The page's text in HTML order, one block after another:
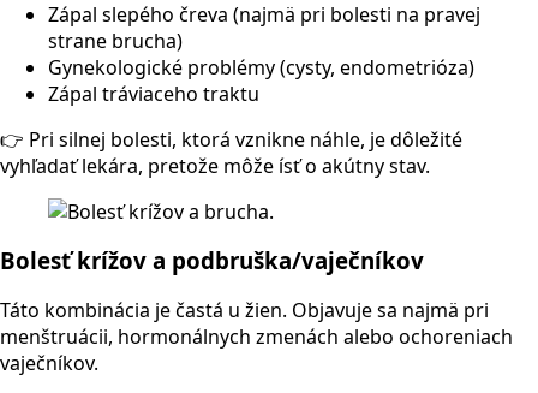
Zápal slepého čreva (najmä pri bolesti na pravej
strane brucha)
Gynekologické problémy (cysty, endometrióza)
Zápal tráviaceho traktu
👉 Pri silnej bolesti, ktorá vznikne náhle, je dôležité
vyhľadať lekára, pretože môže ísť o akútny stav.
Bolesť krížov a podbruška/vaječníkov
Táto kombinácia je častá u žien. Objavuje sa najmä pri
menštruácii, hormonálnych zmenách alebo ochoreniach
vaječníkov.